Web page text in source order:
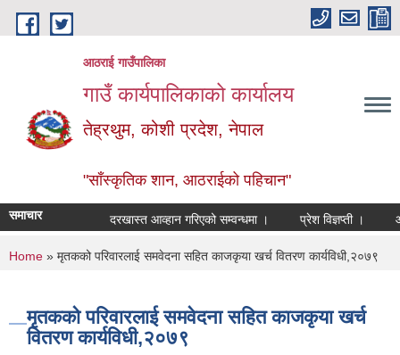
Skip to main content
आठराई गाउँपालिका
गाउँ कार्यपालिकाको कार्यालय
तेह्रथुम, कोशी प्रदेश, नेपाल
"साँस्कृतिक शान, आठराईको पहिचान"
समाचार दरखास्त आव्हान गरिएको सम्वन्धमा । प्रेश विज्ञप्ती ।
You are here
Home » मृतकको परिवारलाई समवेदना सहित काजकृया खर्च वितरण कार्यविधी,२०७९
मृतकको परिवारलाई समवेदना सहित काजकृया खर्च
वितरण कार्यविधी,२०७९